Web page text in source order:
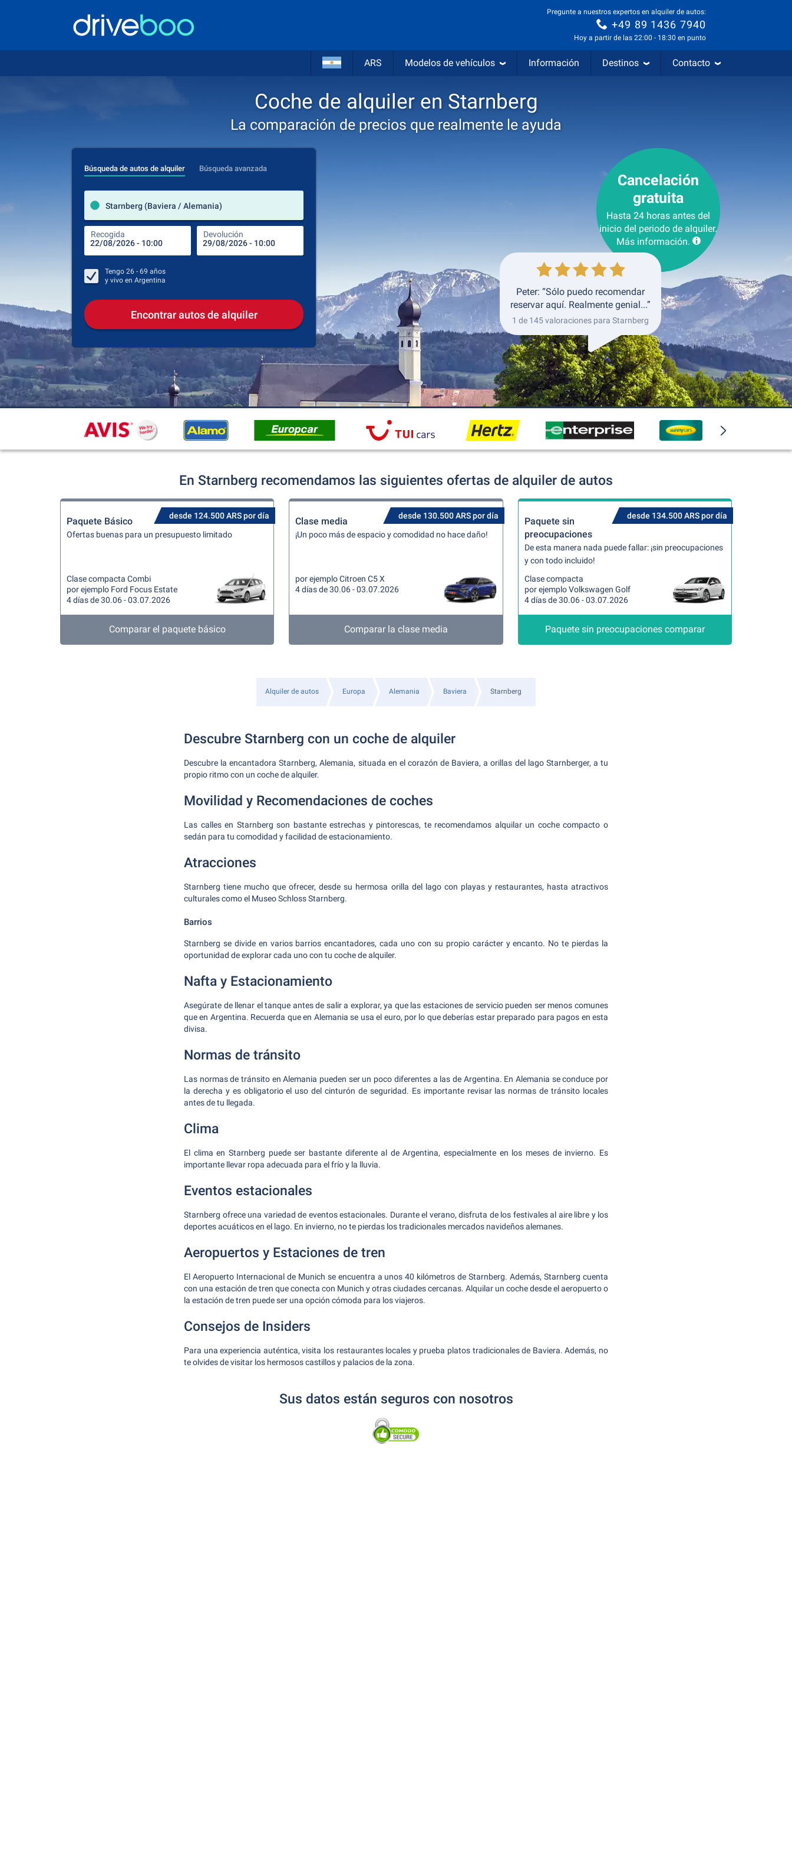
Pregunte a nuestros expertos en alquiler de autos:
+49 89 1436 7940
Hoy a partir de las 22:00 - 18:30 en punto
ARS Modelos de vehículos Información Destinos Contacto
Coche de alquiler en Starnberg
La comparación de precios que realmente le ayuda
Búsqueda de autos de alquiler Búsqueda avanzada
Starnberg (Baviera / Alemania)
Recogida Devolución
Devolución
Tengo 26 - 69 años
y vivo en Argentina
Encontrar autos de alquiler
Cancelación
gratuita
Hasta 24 horas antes del
inicio del periodo de alquiler.
Más información.
Peter: “Sólo puedo recomendar
reservar aquí. Realmente genial...”
1 de 145 valoraciones para Starnberg
En Starnberg recomendamos las siguientes ofertas de alquiler de autos
desde 124.500 ARS por día
Paquete Básico
Ofertas buenas para un presupuesto limitado
Clase compacta Combi
por ejemplo Ford Focus Estate
4 días de 30.06 - 03.07.2026
Comparar el paquete básico
desde 130.500 ARS por día
Clase media
¡Un poco más de espacio y comodidad no hace daño!
por ejemplo Citroen C5 X
4 días de 30.06 - 03.07.2026
Comparar la clase media
desde 134.500 ARS por día
Paquete sin
preocupaciones
De esta manera nada puede fallar: ¡sin preocupaciones
y con todo incluido!
Clase compacta
por ejemplo Volkswagen Golf
4 días de 30.06 - 03.07.2026
Paquete sin preocupaciones comparar
Alquiler de autos Europa Alemania Baviera Starnberg
Descubre Starnberg con un coche de alquiler
Descubre la encantadora Starnberg, Alemania, situada en el corazón de Baviera, a orillas del lago Starnberger, a tu
propio ritmo con un coche de alquiler.
Movilidad y Recomendaciones de coches
Las calles en Starnberg son bastante estrechas y pintorescas, te recomendamos alquilar un coche compacto o
sedán para tu comodidad y facilidad de estacionamiento.
Atracciones
Starnberg tiene mucho que ofrecer, desde su hermosa orilla del lago con playas y restaurantes, hasta atractivos
culturales como el Museo Schloss Starnberg.
Barrios
Starnberg se divide en varios barrios encantadores, cada uno con su propio carácter y encanto. No te pierdas la
oportunidad de explorar cada uno con tu coche de alquiler.
Nafta y Estacionamiento
Asegúrate de llenar el tanque antes de salir a explorar, ya que las estaciones de servicio pueden ser menos comunes
que en Argentina. Recuerda que en Alemania se usa el euro, por lo que deberías estar preparado para pagos en esta
divisa.
Normas de tránsito
Las normas de tránsito en Alemania pueden ser un poco diferentes a las de Argentina. En Alemania se conduce por
la derecha y es obligatorio el uso del cinturón de seguridad. Es importante revisar las normas de tránsito locales
antes de tu llegada.
Clima
El clima en Starnberg puede ser bastante diferente al de Argentina, especialmente en los meses de invierno. Es
importante llevar ropa adecuada para el frío y la lluvia.
Eventos estacionales
Starnberg ofrece una variedad de eventos estacionales. Durante el verano, disfruta de los festivales al aire libre y los
deportes acuáticos en el lago. En invierno, no te pierdas los tradicionales mercados navideños alemanes.
Aeropuertos y Estaciones de tren
El Aeropuerto Internacional de Munich se encuentra a unos 40 kilómetros de Starnberg. Además, Starnberg cuenta
con una estación de tren que conecta con Munich y otras ciudades cercanas. Alquilar un coche desde el aeropuerto o
la estación de tren puede ser una opción cómoda para los viajeros.
Consejos de Insiders
Para una experiencia auténtica, visita los restaurantes locales y prueba platos tradicionales de Baviera. Además, no
te olvides de visitar los hermosos castillos y palacios de la zona.
Sus datos están seguros con nosotros